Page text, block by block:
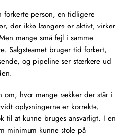
person, en tidligere
der ikke længere er aktivt, virker
mange små fejl i samme
Salgsteamet bruger tid forkert,
og pipeline ser stærkere ud
om, hvor mange rækker der står i
oplysningerne er korrekte,
til at kunne bruges ansvarligt. I en
minimum kunne stole på